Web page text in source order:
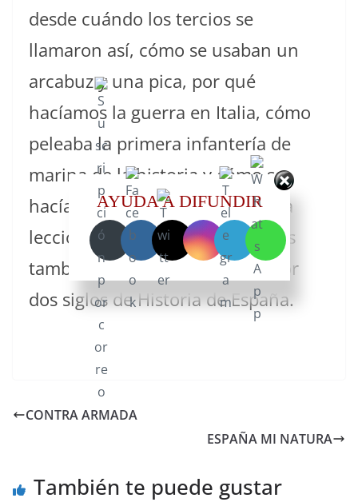
desde cuándo los tercios se
llamaron así, cómo se usaban un
arcabuz y una pica, por qué
hacíamos la guerra en Italia, cómo
peleaba la primera infantería de
marina de la historia y cómo se
hacía un asedio en Flandes. Una
lección de historia militar que es
también un fascinante paseo por
dos siglos de Historia de España.
CONTRA ARMADA
ESPAÑA MI NATURA
También te puede gustar
AYUDA A DIFUNDIR